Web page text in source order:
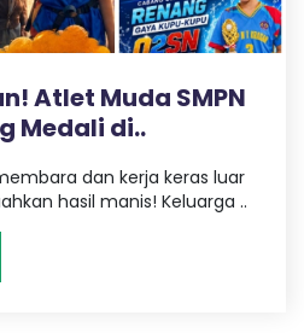
Atlet Muda SMPN
Medali di..
dan kerja keras luar
hasil manis! Keluarga ..